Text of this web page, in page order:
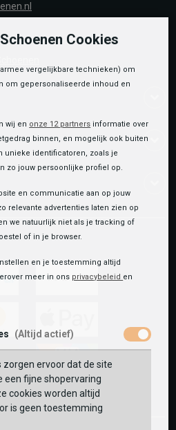
vvv-
giftcard
Cookies
vergelijkbare technieken) om
om gepersonaliseerde inhoud en
wij en onze 12 partners informatie over
binnen, en mogelijk ook buiten
unieke identificatoren, zoals je
zo jouw persoonlijke profiel op.
en communicatie aan op jouw
relevante advertenties laten zien op
we natuurlijk niet als je tracking of
of in je browser.
en je toestemming altijd
meer in ons privacybeleid en
(Altijd actief)
zorgen ervoor dat de site
een fijne shopervaring
cookies worden altijd
is geen toestemming